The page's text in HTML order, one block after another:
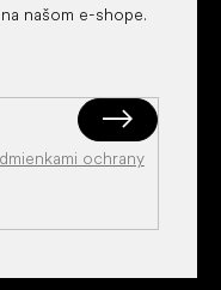
našom e-shope.
ochrany